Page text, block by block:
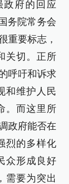
政府的回应
务院常务会
重要标志，
关切。正所
呼吁和诉求
和维护人民
。而这里所
政府能否在
烈的多样化
众形成良好
需要为突出